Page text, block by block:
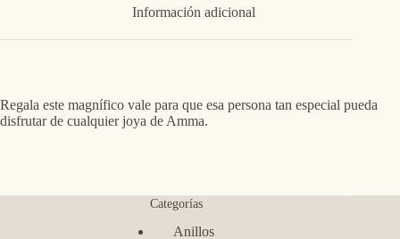
Información adicional
Regala este magnífico vale para que esa persona tan especial pueda
disfrutar de cualquier joya de Amma.
Categorías
Anillos